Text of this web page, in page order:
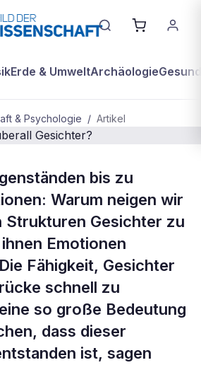
Erde & UmweltArchäologie
& Psychologie / Artikel
wir überall Gesichter?
bis zu
Warum neigen wir
Strukturen Gesichter zu
Emotionen
Fähigkeit, Gesichter
schnell zu
so große Bedeutung
dass dieser
ist, sagen